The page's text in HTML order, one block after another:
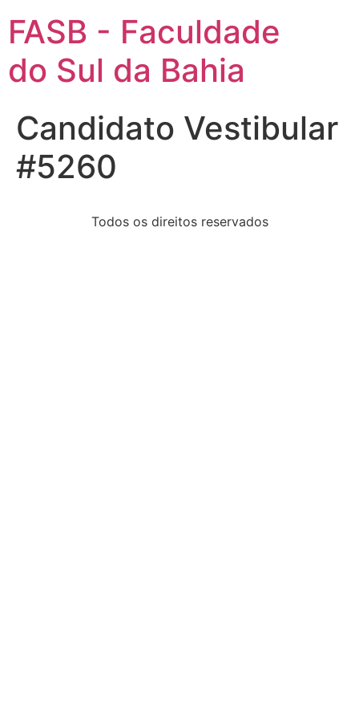
FASB - Faculdade
do Sul da Bahia
Candidato Vestibular
#5260
Todos os direitos reservados